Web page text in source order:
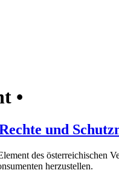
•
und
des österreichischen
herzustellen.